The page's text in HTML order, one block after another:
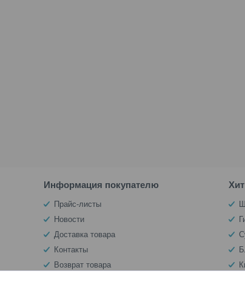
Информация покупателю
Прайс-листы
Новости
Доставка товара
Контакты
Возврат товара